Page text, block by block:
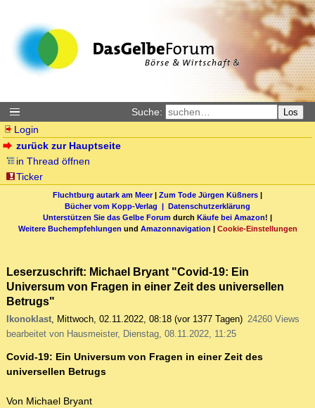
Suche: Los
Login
zurück zur Hauptseite
in Thread öffnen
Ticker
Fluchtburg autark am Meer| Zum Tode Jürgen Küßners |
Bücher vom Kopp-Verlag | Datenschutzerklärung
Unterstützen Sie das Gelbe Forum durch Käufe bei Amazon! |
Weitere Buchempfehlungen und Amazonnavigation | Cookie-Einstellungen
Leserzuschrift: Michael Bryant "Covid-19: Ein
Universum von Fragen in einer Zeit des universellen
Betrugs"
Ikonoklast, Mittwoch, 02.11.2022, 08:18 (vor 1377 Tagen) 24260 Views
bearbeitet von Hausmeister, Dienstag, 08.11.2022, 11:25
Covid-19: Ein Universum von Fragen in einer Zeit des
universellen Betrugs
Von Michael Bryant